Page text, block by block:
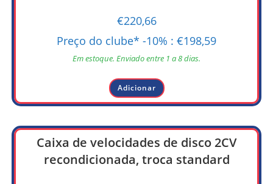
€220,66
Preço do clube* -10% : €198,59
Em estoque. Enviado entre 1 a 8 dias.
Adicionar
Caixa de velocidades de disco 2CV
recondicionada, troca standard